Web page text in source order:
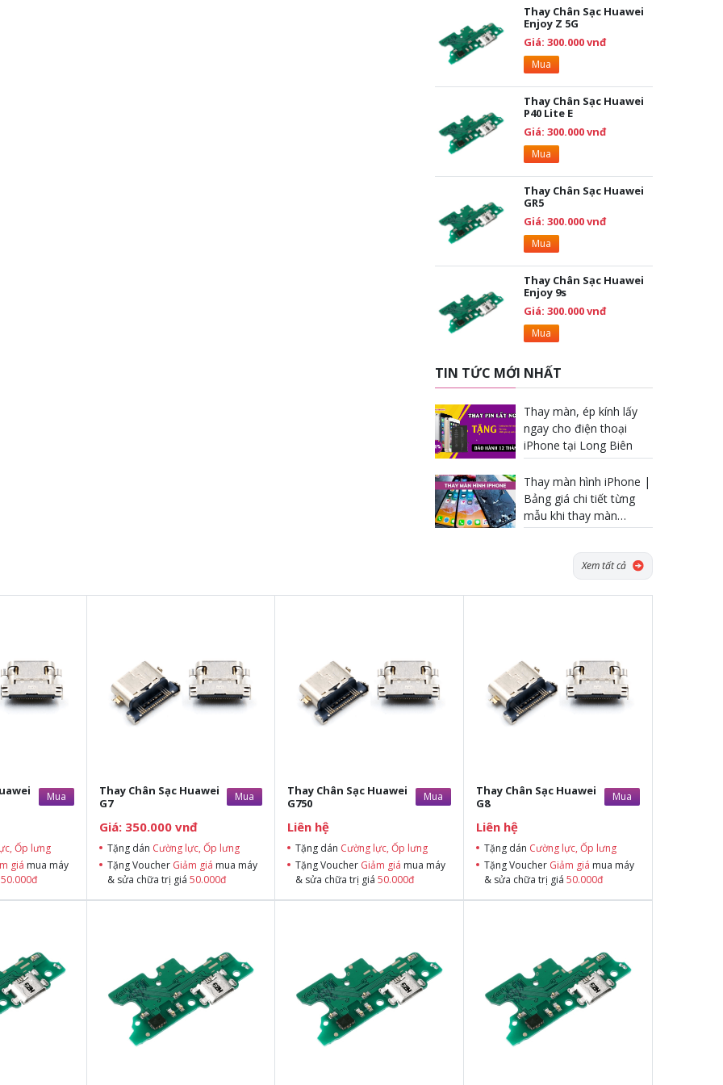
Thay Chân Sạc Huawei
Enjoy Z 5G
Giá: 300.000 vnđ
Mua
Thay Chân Sạc Huawei
P40 Lite E
Giá: 300.000 vnđ
Mua
Thay Chân Sạc Huawei
GR5
Giá: 300.000 vnđ
Mua
Thay Chân Sạc Huawei
Enjoy 9s
Giá: 300.000 vnđ
Mua
TIN TỨC MỚI NHẤT
Thay màn, ép kính lấy
ngay cho điện thoại
iPhone tại Long Biên
Thay màn hình iPhone |
Bảng giá chi tiết từng
mẫu khi thay màn
iPhone
Xem tất cả
Mua
Ốp lưng
giá mua máy
50.000đ
Thay Chân Sạc Huawei
G7
Mua
Giá: 350.000 vnđ
Tặng dán Cường lực, Ốp lưng
Tặng Voucher Giảm giá mua máy
& sửa chữa trị giá 50.000đ
Thay Chân Sạc Huawei
G750
Mua
Liên hệ
Tặng dán Cường lực, Ốp lưng
Tặng Voucher Giảm giá mua máy
& sửa chữa trị giá50.000đ
Thay Chân Sạc Huawei
G8
Mua
Liên hệ
Tặng dán Cường lực, Ốp lưng
Tặng Voucher Giảm giá mua máy
& sửa chữa trị giá50.000đ